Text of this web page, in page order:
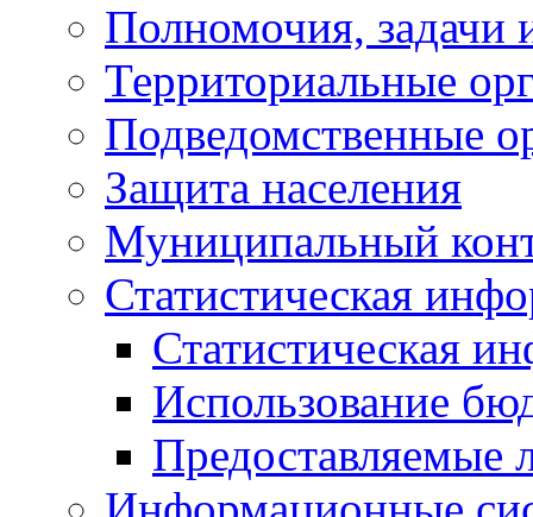
Полномочия, задачи
Территориальные
Подведомственные
Защита населения
Муниципальный
Статистическая
Статистическая
Использование
Предоставляемые